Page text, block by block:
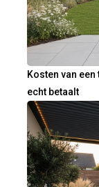
Kosten van
echt betaalt